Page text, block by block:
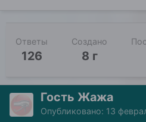
Ответы
126
Создано
8 г
Гость Жажа
Опубликовано: 13